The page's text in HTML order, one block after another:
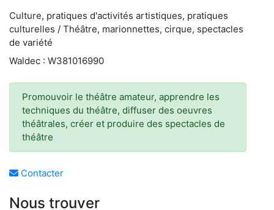
Culture, pratiques d'activités artistiques, pratiques
culturelles / Théâtre, marionnettes, cirque, spectacles
de variété
Waldec : W381016990
Promouvoir le théâtre amateur, apprendre les
techniques du théâtre, diffuser des oeuvres
théâtrales, créer et produire des spectacles de
théâtre
Contacter
Nous trouver